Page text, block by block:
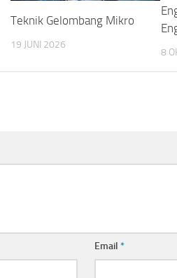
Teknik Gelombang Mikro
19 JUNI 2026
8
Email*